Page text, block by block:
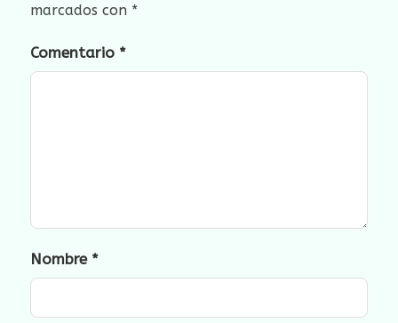
marcados con *
Comentario *
Nombre *